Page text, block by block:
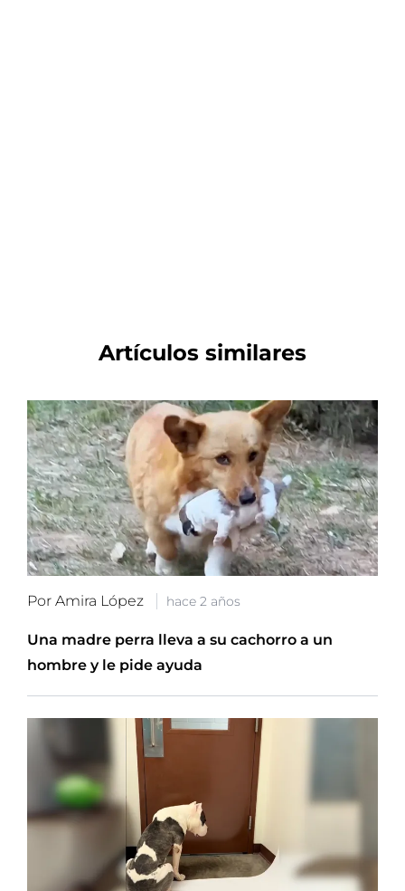
Artículos similares
Por Amira López hace 2 años
Una madre perra lleva a su cachorro a un
hombre y le pide ayuda